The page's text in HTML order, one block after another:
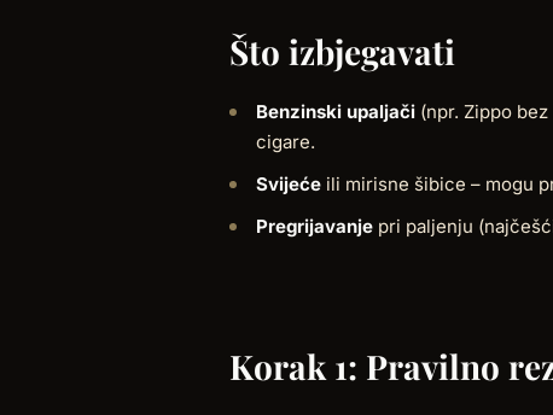
Što izbjegavati
Benzinski upaljači (npr. Zippo
cigare.
Svijeće ili mirisne šibice – mogu
Pregrijavanje pri paljenju
Korak 1: Pravilno